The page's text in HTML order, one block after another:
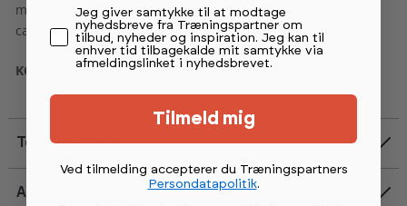
med Sprirts 900 Cardio serie, som også er professionelt
cardioudstyr i høj kvalitet til yderst fornuftige priser.
KONTAKT OS VEDRØRENDE TILBUD OG LEVERINGSTID
Tekniske data
Anmeldelser
Permission tekst
Jeg giver samtykke til at modtage
nyhedsbreve fra Træningspartner om
tilbud, nyheder og inspiration. Jeg kan til
enhver tid tilbagekalde mit samtykke via
afmeldingslinket i nyhedsbrevet.
Tilmeld mig
Ved tilmelding accepterer du Træningspartners
Persondatapolitik.